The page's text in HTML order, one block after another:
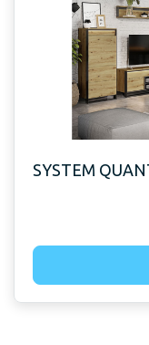
SYSTEM